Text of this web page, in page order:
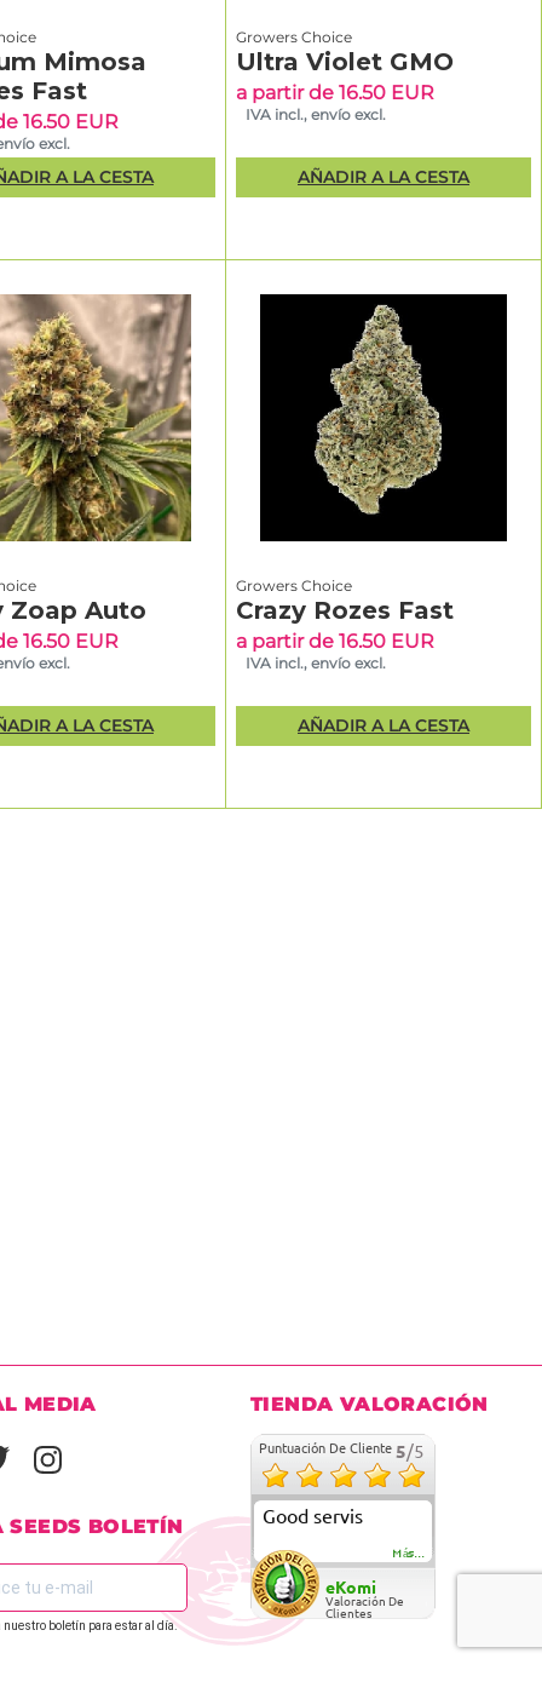
muy
que
o
la mejor
(p.
las
aquí
como
Mimosa
Fast
16.50 EUR
excl.
A LA CESTA
Growers Choice
Ultra Violet GMO
a partir de 16.50 EUR
IVA incl., envío excl.
AÑADIR A LA CESTA
Zoap Auto
16.50 EUR
excl.
A LA CESTA
Growers Choice
Crazy Rozes Fast
a partir de 16.50 EUR
IVA incl., envío excl.
AÑADIR A LA CESTA
MEDIA
SEEDS BOLETÍN
nuestro boletín para estar al día.
TIENDA VALORACIÓN
Puntuación De Cliente 5/5
Good servis
Más...
eKomi
Valoración De
Clientes